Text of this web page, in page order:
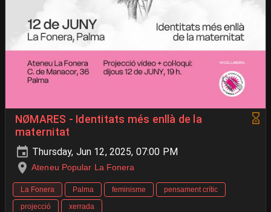
NØMARES - Identitats més enllà de la
maternitat
Thursday, Jun 12, 2025, 07:00 PM
Ateneu Popular La Fonera
La Fonera Palma feminisme
pensament crític
projecció
xerrada